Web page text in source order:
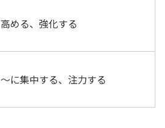
高める、強化する
～に集中する、注力する